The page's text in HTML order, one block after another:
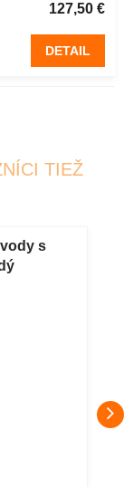
127,50 €
DETAIL
TIEŽ
s